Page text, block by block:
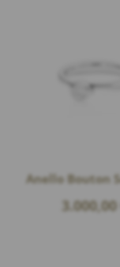
Anello Bouton
3.000,00